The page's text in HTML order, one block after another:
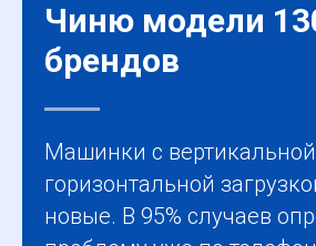
Чиню модели
брендов
Машинки с
горизонтальной
новые. В 95% случаев